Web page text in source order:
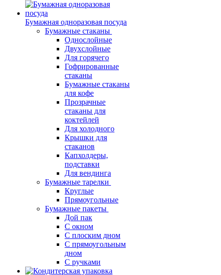
Бумажная одноразовая посуда
Бумажные стаканы
Однослойные
Двухслойные
Для горячего
Гофрированные
стаканы
Бумажные стаканы
для кофе
Прозрачные
стаканы для
коктейлей
Для холодного
Крышки для
стаканов
Капхолдеры,
подставки
Для вендинга
Бумажные тарелки
Круглые
Прямоугольные
Бумажные пакеты
Дой пак
С окном
С плоским дном
С прямоугольным
дном
С ручками